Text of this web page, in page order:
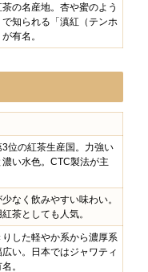
の名産地。杏や蜜のよう
で知られる「滇紅（テンホ
有名。
3位の紅茶生産国。力強い
濃い水色。CTC製法が主
なく飲みやすい味わい。
茶としても人気。
りした軽やか系から濃厚系
広い。日本ではジャワティ
。